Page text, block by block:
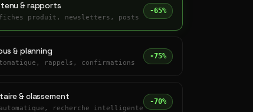
& rapports
fiches produit, newsletters, posts
-65%
& planning
rappels, confirmations
-75%
& classement
automatique, recherche intelligente
-70%